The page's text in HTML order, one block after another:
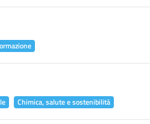
Chimica, salute e sostenibilità